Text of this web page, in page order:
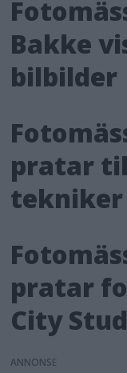
Bakke
bilbilder
pratar
tekniker
pratar
City
ANNONS